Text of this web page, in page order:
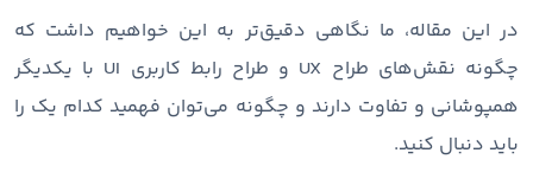
در این مقاله، ما نگاهی دقیق‌تر به این خواهیم داشت که
چگونه نقش‌های طراح UX و طراح رابط کاربری UI با یکدیگر
همپوشانی و تفاوت دارند و چگونه می‌توان فهمید کدام یک را
باید دنبال کنید.